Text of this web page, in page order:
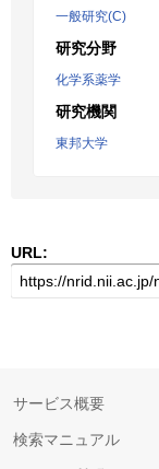
一般研究(C)
研究分野
化学系薬学
研究機関
東邦大学
URL:
サービス概要
検索マニュアル